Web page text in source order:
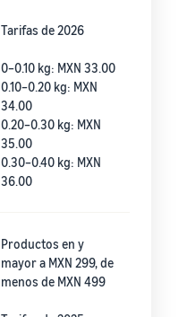
Tarifas de 2026
0–0.10 kg: MXN 33.00
0.10–0.20 kg: MXN
34.00
0.20–0.30 kg: MXN
35.00
0.30–0.40 kg: MXN
36.00
Productos en y
mayor a MXN 299, de
menos de MXN 499